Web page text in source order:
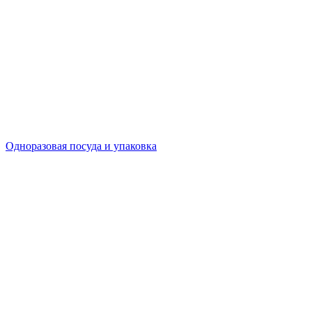
Одноразовая посуда и упаковка